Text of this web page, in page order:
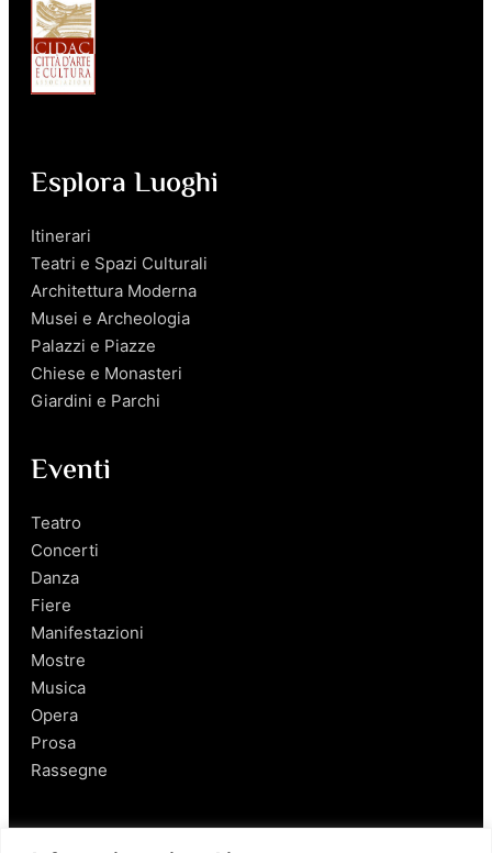
Esplora Luoghi
Itinerari
Teatri e Spazi Culturali
Architettura Moderna
Musei e Archeologia
Palazzi e Piazze
Chiese e Monasteri
Giardini e Parchi
Eventi
Teatro
Concerti
Danza
Fiere
Manifestazioni
Mostre
Musica
Opera
Prosa
Rassegne
Salerno